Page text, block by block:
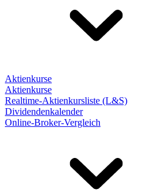
Aktienkurse
Aktienkurse
Realtime-Aktienkursliste (L&S)
Dividendenkalender
Online-Broker-Vergleich